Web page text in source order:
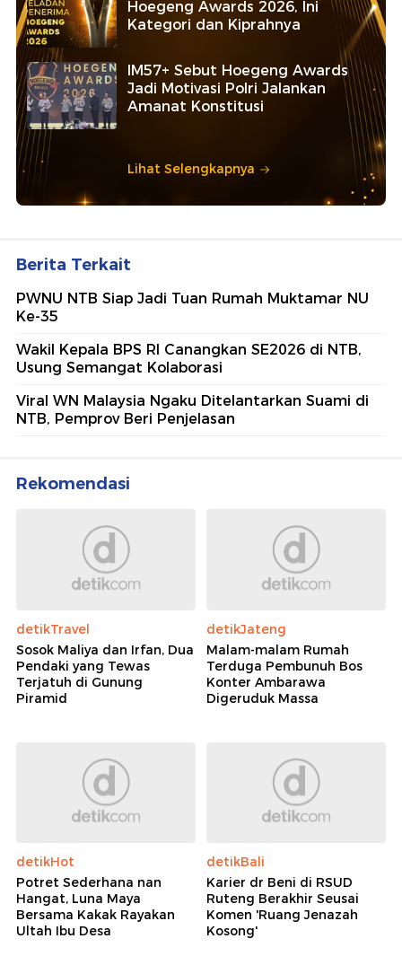
Hoegeng Awards 2026, Ini
Kategori dan Kiprahnya
IM57+ Sebut Hoegeng Awards
Jadi Motivasi Polri Jalankan
Amanat Konstitusi
Lihat Selengkapnya
Berita Terkait
PWNU NTB Siap Jadi Tuan Rumah Muktamar NU
Ke-35
Wakil Kepala BPS RI Canangkan SE2026 di NTB,
Usung Semangat Kolaborasi
Viral WN Malaysia Ngaku Ditelantarkan Suami di
NTB, Pemprov Beri Penjelasan
Rekomendasi
detikTravel
Sosok Maliya dan Irfan, Dua
Pendaki yang Tewas
Terjatuh di Gunung
Piramid
detikJateng
Malam-malam Rumah
Terduga Pembunuh Bos
Konter Ambarawa
Digeruduk Massa
detikHot
Potret Sederhana nan
Hangat, Luna Maya
Bersama Kakak Rayakan
Ultah Ibu Desa
detikBali
Karier dr Beni di RSUD
Ruteng Berakhir Seusai
Komen 'Ruang Jenazah
Kosong'